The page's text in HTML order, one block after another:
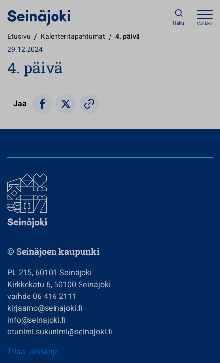
Haku Valikko
Etusivu / Kalenteritapahtumat / 4. päivä
29.12.2024
4. päivä
Jaa
© Seinäjoen kaupunki
PL 215, 60101 Seinäjoki
Kirkkokatu 6, 60100 Seinäjoki
vaihde 06 416 2111
kirjaamo@seinajoki.fi
info@seinajoki.fi
etunimi.sukunimi@seinajoki.fi
Tilaa uutiskirje